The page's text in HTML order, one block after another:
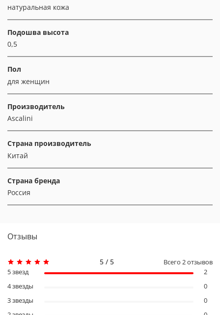
натуральная кожа
Подошва высота
0,5
Пол
для женщин
Производитель
Ascalini
Страна производитель
Китай
Страна бренда
Россия
Отзывы
5 / 5 Всего 2отзывов
5 звезд
2
4 звезды
0
3 звезды
0